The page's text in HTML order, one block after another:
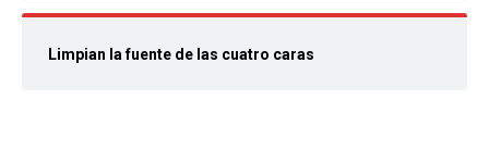
Limpian la fuente de las cuatro caras